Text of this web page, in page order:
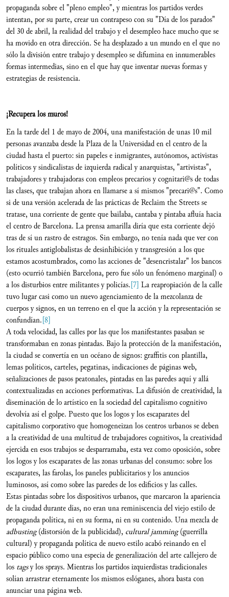
propaganda sobre el "pleno empleo", y mientras los partidos verdes
intentan, por su parte, crear un contrapeso con su "Día de los parados"
del 30 de abril, la realidad del trabajo y el desempleo hace mucho que se
ha movido en otra dirección. Se ha desplazado a un mundo en el que no
sólo la división entre trabajo y desempleo se difumina en innumerables
formas intermedias, sino en el que hay que inventar nuevas formas y
estrategias de resistencia.
¡Recupera los muros!
En la tarde del 1 de mayo de 2004, una manifestación de unas 10 mil
personas avanzaba desde la Plaza de la Universidad en el centro de la
ciudad hasta el puerto: sin papeles e inmigrantes, autónomos, activistas
políticos y sindicalistas de izquierda radical y anarquistas, "artivistas",
trabajadores y trabajadoras con empleos precarios y cognitari@s de todas
las clases, que trabajan ahora en llamarse a sí mismos "precari@s". Como
si de una versión acelerada de las prácticas de Reclaim the Streets se
tratase, una corriente de gente que bailaba, cantaba y pintaba afluía hacia
el centro de Barcelona. La prensa amarilla diría que esta corriente dejó
tras de sí un rastro de estragos. Sin embargo, no tenía nada que ver con
los rituales antiglobalistas de desinhibición y transgresión a los que
estamos acostumbrados, como las acciones de "desencristalar" los bancos
(esto ocurrió también Barcelona, pero fue sólo un fenómeno marginal) o
a los disturbios entre militantes y policías.[7] La reapropiación de la calle
tuvo lugar casi como un nuevo agenciamiento de la mezcolanza de
cuerpos y signos, en un terreno en el que la acción y la representación se
confundían.[8]
A toda velocidad, las calles por las que los manifestantes pasaban se
transformaban en zonas pintadas. Bajo la protección de la manifestación,
la ciudad se convertía en un océano de signos: graffitis con plantilla,
lemas políticos, carteles, pegatinas, indicaciones de páginas web,
señalizaciones de pasos peatonales, pintadas en las paredes aquí y allá
contextualizadas en acciones performativas. La difusión de creatividad, la
diseminación de lo artístico en la sociedad del capitalismo cognitivo
devolvía así el golpe. Puesto que los logos y los escaparates del
capitalismo corporativo que homogeneizan los centros urbanos se deben
a la creatividad de una multitud de trabajadores cognitivos, la creatividad
ejercida en esos trabajos se desparramaba, esta vez como oposición, sobre
los logos y los escaparates de las zonas urbanas del consumo: sobre los
escaparates, las farolas, los paneles publicitarios y los anuncios
luminosos, así como sobre las paredes de los edificios y las calles.
Estas pintadas sobre los dispositivos urbanos, que marcaron la apariencia
de la ciudad durante días, no eran una reminiscencia del viejo estilo de
propaganda política, ni en su forma, ni en su contenido. Una mezcla de
adbusting(distorsión de la publicidad), cultural jamming(guerrilla
cultural) y propaganda política de nuevo estilo acabó reinando en el
espacio público como una especia de generalización del arte callejero de
los tagsy los sprays. Mientras los partidos izquierdistas tradicionales
solían arrastrar eternamente los mismos eslóganes, ahora basta con
anunciar una página web.